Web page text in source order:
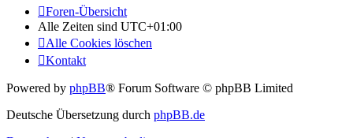
Foren-Übersicht
Alle Zeiten sind UTC+01:00
Alle Cookies löschen
Kontakt
Powered by phpBB® Forum Software © phpBB Limited
Deutsche Übersetzung durch phpBB.de